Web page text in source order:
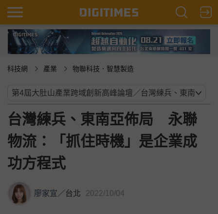
科技網 產業 物聯科技．智慧製造
台灣練兵、東南亞佈局 永聯
物流：「抓住時機」是企業成
功方程式
廖家宜／台北 2022/10/04